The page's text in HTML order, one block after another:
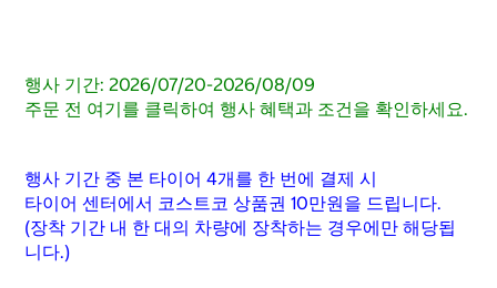
행사 기간: 2026/07/20-2026/08/09
주문 전 여기를 클릭하여 행사 혜택과 조건을 확인하세요.
행사 기간 중 본 타이어 4개를 한 번에 결제 시
타이어 센터에서 코스트코 상품권 10만원을 드립니다.
(장착 기간 내 한 대의 차량에 장착하는 경우에만 해당됩
니다.)